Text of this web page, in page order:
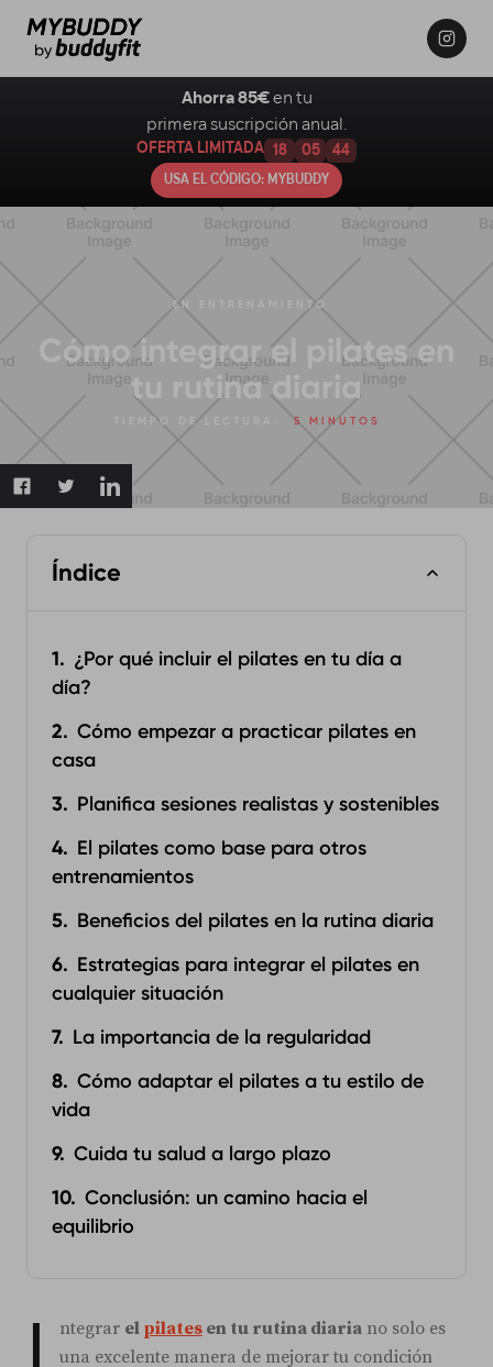
EN ENTRENAMIENTO
Cómo integrar el pilates en
tu rutina diaria
TIEMPO DE LECTURA: 5 MINUTOS
Índice
¿Por qué incluir el pilates en tu día a
día?
Cómo empezar a practicar pilates en
casa
Planifica sesiones realistas y sostenibles
El pilates como base para otros
entrenamientos
Beneficios del pilates en la rutina diaria
Estrategias para integrar el pilates en
cualquier situación
La importancia de la regularidad
Cómo adaptar el pilates a tu estilo de
vida
Cuida tu salud a largo plazo
Conclusión: un camino hacia el
equilibrio
I ntegrar el pilates en tu rutina diaria no solo es
una excelente manera de mejorar tu condición
Ahorra 85€ en tu
primera suscripción anual.
OFERTA LIMITADA 18 05 44
USA EL CÓDIGO: MYBUDDY